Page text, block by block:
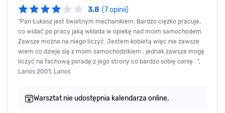
3.8 (7 opinii)
"Pan Łukasz jest świetnym mechanikiem. Bardzo ciężko pracuje,
co widać po pracy jaką wkłada w opiekę nad moim samochodem.
Zawsze można na niego liczyć. Jestem kobietą więc nie zawsze
wiem co dzieje się z moim samochodzikiem , jednak zawsze mogę
liczyć na fachową poradę z jego strony co bardzo sobię cenię . ",
Lanos 2001, Lanos
Warsztat nie udostępnia kalendarza online.